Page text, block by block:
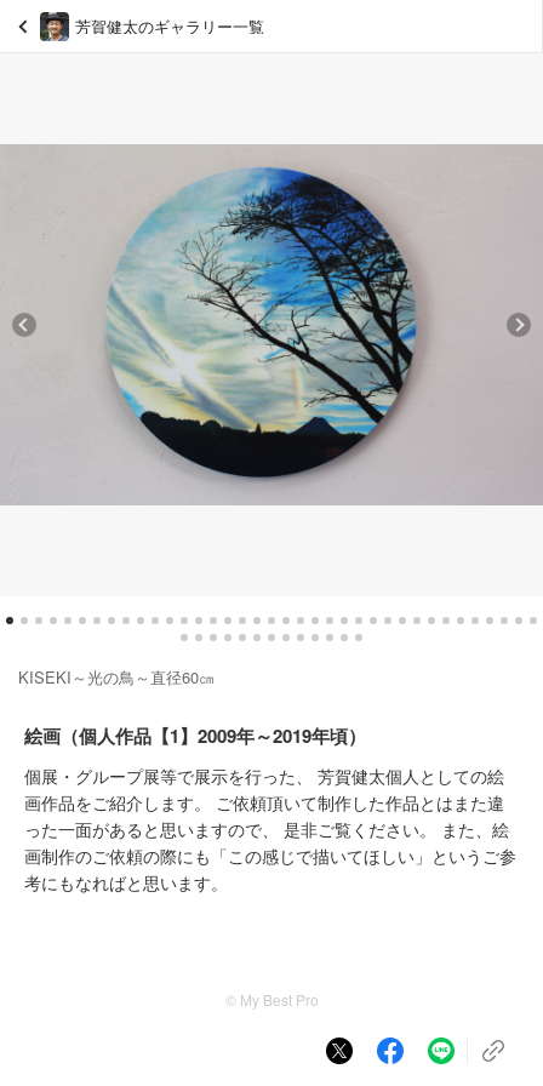
芳賀健太のギャラリー一覧
KISEKI～光の鳥～直径60㎝
絵画（個人作品【1】2009年～2019年頃）
個展・グループ展等で展示を行った、 芳賀健太個人としての絵
画作品をご紹介します。 ご依頼頂いて制作した作品とはまた違
った一面があると思いますので、 是非ご覧ください。 また、絵
画制作のご依頼の際にも「この感じで描いてほしい」というご参
考にもなればと思います。
© My Best Pro